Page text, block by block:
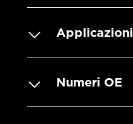
Applicazioni
Numeri OE